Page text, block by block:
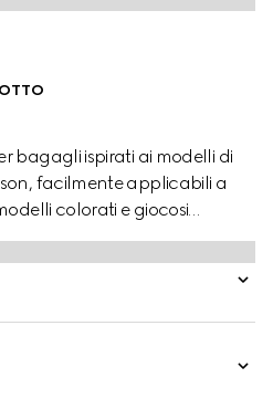
bagagli ispirati ai modelli di
facilmente applicabili a
colorati e giocosi
evoluzione del